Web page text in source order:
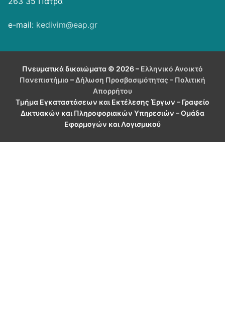
e-mail: kedivim@eap.gr
Πνευματικά δικαιώματα © 2026 – Ελληνικό Ανοικτό
Πανεπιστήμιο – Δήλωση Προσβασιμότητας – Πολιτική
Απορρήτου
Τμήμα Εγκαταστάσεων και Εκτέλεσης Έργων – Γραφείο
Δικτυακών και Πληροφοριακών Υπηρεσιών – Ομάδα
Εφαρμογών και Λογισμικού